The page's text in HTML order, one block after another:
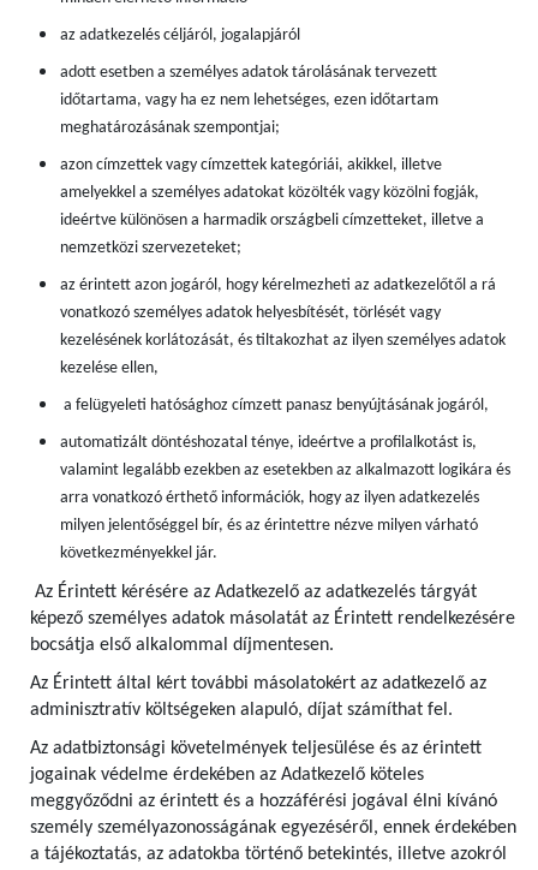
az adatkezelés céljáról, jogalapjáról
adott esetben a személyes adatok tárolásának tervezett
időtartama, vagy ha ez nem lehetséges, ezen időtartam
meghatározásának szempontjai;
azon címzettek vagy címzettek kategóriái, akikkel, illetve
amelyekkel a személyes adatokat közölték vagy közölni fogják,
ideértve különösen a harmadik országbeli címzetteket, illetve a
nemzetközi szervezeteket;
az érintett azon jogáról, hogy kérelmezheti az adatkezelőtől a rá
vonatkozó személyes adatok helyesbítését, törlését vagy
kezelésének korlátozását, és tiltakozhat az ilyen személyes adatok
kezelése ellen,
a felügyeleti hatósághoz címzett panasz benyújtásának jogáról,
automatizált döntéshozatal ténye, ideértve a profilalkotást is,
valamint legalább ezekben az esetekben az alkalmazott logikára és
arra vonatkozó érthető információk, hogy az ilyen adatkezelés
milyen jelentőséggel bír, és az érintettre nézve milyen várható
következményekkel jár.
Az Érintett kérésére az Adatkezelő az adatkezelés tárgyát
képező személyes adatok másolatát az Érintett rendelkezésére
bocsátja első alkalommal díjmentesen.
Az Érintett által kért további másolatokért az adatkezelő az
adminisztratív költségeken alapuló, díjat számíthat fel.
Az adatbiztonsági követelmények teljesülése és az érintett
jogainak védelme érdekében az Adatkezelő köteles
meggyőződni az érintett és a hozzáférési jogával élni kívánó
személy személyazonosságának egyezéséről, ennek érdekében
a tájékoztatás, az adatokba történő betekintés, illetve azokról